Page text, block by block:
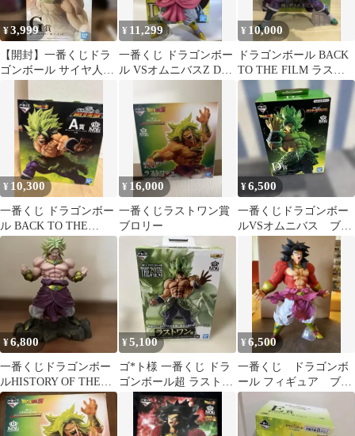
¥3,999
【開封】一番くじドラ
ゴンボール サイヤ人超
ロリー 94
¥ 11,299
一番くじ ドラゴンボー
ル VSオムニバスZ D賞
¥ 10,000
ドラゴンボール BACK
TO THE FILM ラスト
ワン賞 ブロリー
¥ 10,300
一番くじ ドラゴンボー
ル BACK TO THE
FILM A賞 ブロリー
¥ 16,000
一番くじラストワン賞
ブロリー
¥6,500
一番くじドラゴンボー
ルVSオムニバス ブロ
リーフィギュア
¥6,800
一番くじドラゴンボー
ルHISTORY OF THE
FILMラストワン賞ブロ
リー
¥5,100
ゴ*ト様 一番くじ ドラ
ゴンボール超 ラストワ
ン賞 ブロリー フィギュ
¥6,500
一番くじ ドラゴンボ
ール フィギュア ブロ
リー